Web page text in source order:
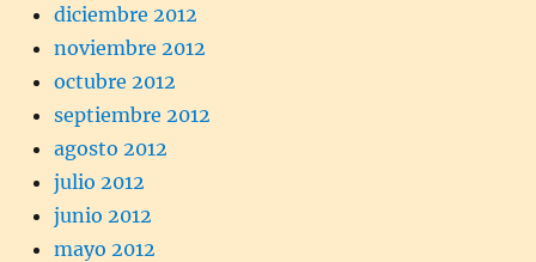
diciembre 2012
noviembre 2012
octubre 2012
septiembre 2012
agosto 2012
julio 2012
junio 2012
mayo 2012